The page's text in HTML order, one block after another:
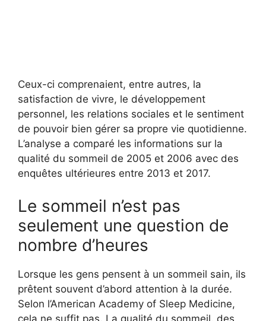
Ceux-ci comprenaient, entre autres, la
satisfaction de vivre, le développement
personnel, les relations sociales et le sentiment
de pouvoir bien gérer sa propre vie quotidienne.
L’analyse a comparé les informations sur la
qualité du sommeil de 2005 et 2006 avec des
enquêtes ultérieures entre 2013 et 2017.
Le sommeil n’est pas
seulement une question de
nombre d’heures
Lorsque les gens pensent à un sommeil sain, ils
prêtent souvent d’abord attention à la durée.
Selon l’American Academy of Sleep Medicine,
cela ne suffit pas. La qualité du sommeil, des